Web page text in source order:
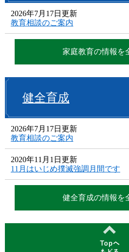
2026年7月17日更新
教育相談のご案内
家庭教育の情報を
健全育成
2026年7月17日更新
教育相談のご案内
2020年11月1日更新
11月はいじめ撲滅強調月間です
健全育成の情報を